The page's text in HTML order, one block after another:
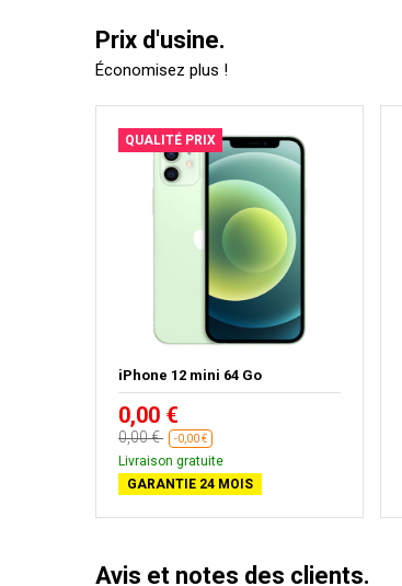
Prix d'usine.
Économisez plus !
QUALITÉ PRIX
iPhone 12 mini 64 Go
0,00 €
0,00 € -0,00 €
Livraison gratuite
GARANTIE 24 MOIS
Avis et notes des clients.